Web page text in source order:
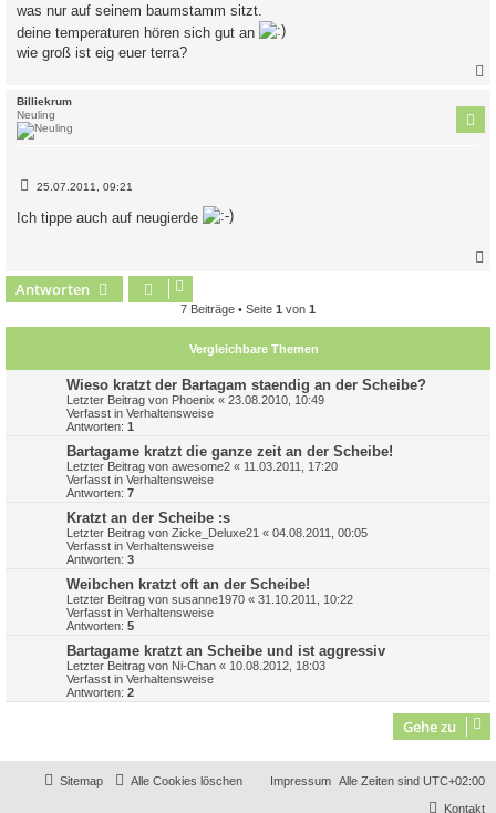
was nur auf seinem baumstamm sitzt.
deine temperaturen hören sich gut an
wie groß ist eig euer terra?
Billiekrum
Neuling
B
t
25.07.2011, 09:21
Ich tippe auch auf neugierde
Antworten
7 Beiträge • Seite 1 von 1
Vergleichbare Themen
Wieso kratzt der Bartagam staendig an der Scheibe?
Letzter Beitrag von Phoenix « 23.08.2010, 10:49
Verfasst in Verhaltensweise
Antworten: 1
Bartagame kratzt die ganze zeit an der Scheibe!
Letzter Beitrag von awesome2 « 11.03.2011, 17:20
Verfasst in Verhaltensweise
Antworten: 7
Kratzt an der Scheibe :s
Letzter Beitrag von Zicke_Deluxe21 « 04.08.2011, 00:05
Verfasst in Verhaltensweise
Antworten: 3
Weibchen kratzt oft an der Scheibe!
Letzter Beitrag von susanne1970 « 31.10.2011, 10:22
Verfasst in Verhaltensweise
Antworten: 5
Bartagame kratzt an Scheibe und ist aggressiv
Letzter Beitrag von Ni-Chan « 10.08.2012, 18:03
Verfasst in Verhaltensweise
Antworten: 2
Gehe zu
Alle Zeiten sind UTC+02:00
Impressum
Alle Cookies löschen
Sitemap
Kontakt